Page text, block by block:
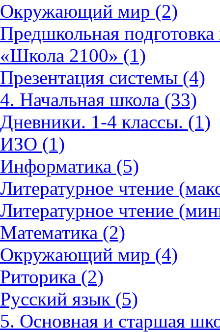
Окружающий мир (2)
Предшкольная
«Школа 2100» (1)
Презентация системы (4)
4. Начальная школа (33)
Дневники. 1-4 классы. (1)
ИЗО (1)
Информатика (5)
Литературное чтение
Литературное чтение
Математика (2)
Окружающий мир (4)
Риторика (2)
Русский язык (5)
5. Основная и старшая